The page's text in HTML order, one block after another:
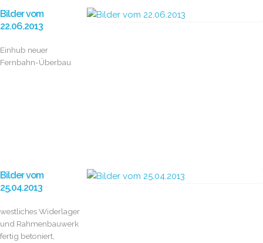
Bilder vom
22.06.2013
Einhub neuer
Fernbahn-Überbau
Bilder vom
25.04.2013
westliches Widerlager
und Rahmenbauwerk
fertig betoniert,